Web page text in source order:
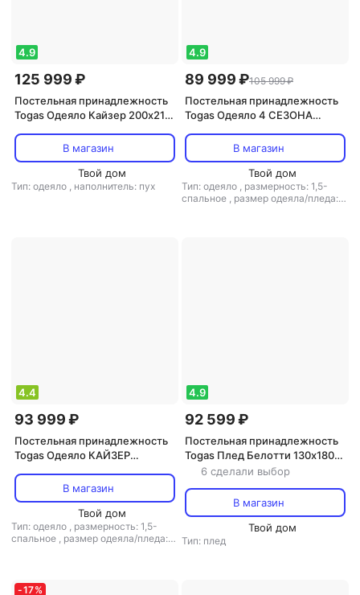
4.9
125 999 ₽
Постельная принадлежность
Togas Одеяло Кайзер 200х210
В магазин
Твой дом
Тип: одеяло , наполнитель: пух
4.9
89 999 ₽105 999 ₽
Постельная принадлежность
Togas Одеяло 4 СЕЗОНА
/м; чехол-жаккард,
20.04.40.0000
В магазин
Твой дом
Тип: одеяло , размерность: 1,5-
спальное , размер одеяла/пледа:
4.4
93 999 ₽
Постельная принадлежность
Togas Одеяло КАЙЗЕР
гусиный пух в нано-батисте
20.04.13.0050
В магазин
Твой дом
Тип: одеяло , размерность: 1,5-
спальное , размер одеяла/пледа:
4.9
92 599 ₽
Постельная принадлежность
Togas Плед Белотти 130х180
см светло-коричневый
6 сделали выбор
В магазин
Твой дом
Тип: плед
-17%